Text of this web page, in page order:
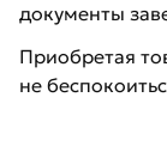
документы
Приобретая
не